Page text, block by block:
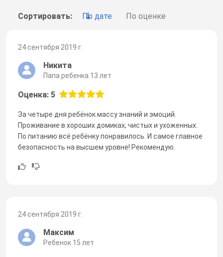
Сортировать: По дате По оценке
24 сентября 2019 г.
Никита
Папа ребенка 13 лет
Оценка: 5
За четыре дня ребёнок массу знаний и эмоций.
Проживание в хороших домиках, чистых и ухоженных.
По питанию всё ребёнку понравилось. И самое главное
безопасность на высшем уровне! Рекомендую.
24 сентября 2019 г.
Максим
Ребенок 15 лет